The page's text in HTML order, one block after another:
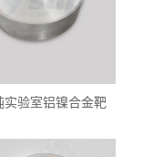
实验室铝镍合金靶